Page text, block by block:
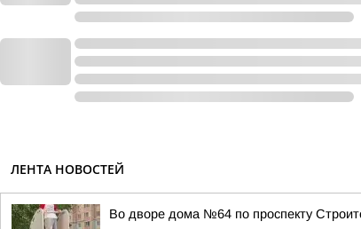
ЛЕНТА НОВОСТЕЙ
Во дворе дома №64 по проспекту